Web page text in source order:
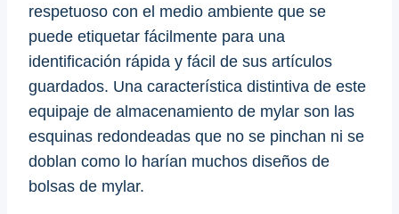
respetuoso con el medio ambiente que se
puede etiquetar fácilmente para una
identificación rápida y fácil de sus artículos
guardados. Una característica distintiva de este
equipaje de almacenamiento de mylar son las
esquinas redondeadas que no se pinchan ni se
doblan como lo harían muchos diseños de
bolsas de mylar.